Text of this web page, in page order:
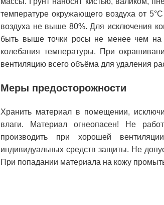
температуре окружающего воздуха от
воздуха не выше 80%. Для исключения
быть выше точки росы не менее чем на
колебания температуры. При
вентиляцию всего объёма для удаления
Меры предосторожности
Хранить материал в помещении,
влаги. Материал огнеопасен! Не
производить при хорошей
индивидуальных средств защиты. Не
При попадании материала на кожу